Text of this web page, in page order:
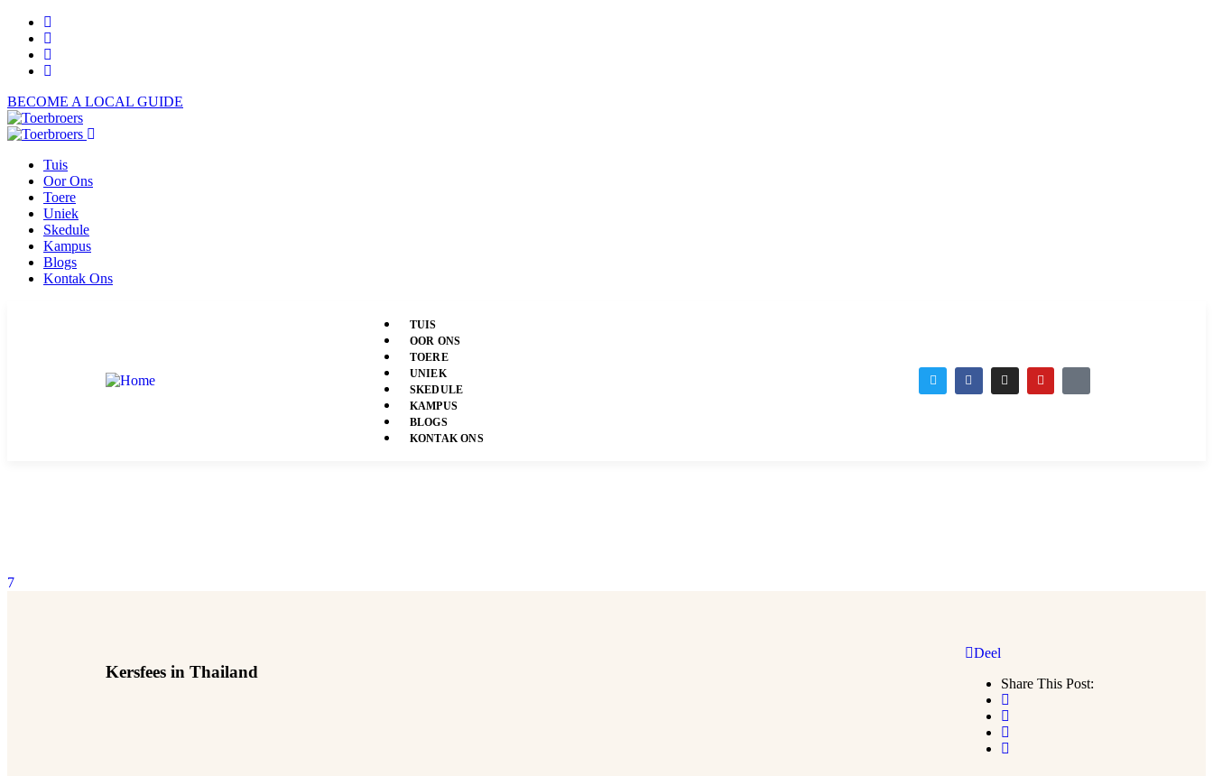
BECOME A LOCAL GUIDE
Tuis
Oor Ons
Toere
Uniek
Skedule
Kampus
Blogs
Kontak Ons
TUIS
OOR ONS
TOERE
UNIEK
SKEDULE
KAMPUS
BLOGS
KONTAK ONS
7
Kersfees in Thailand
Deel
Share This Post: